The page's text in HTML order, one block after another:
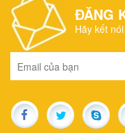
ĐĂNG
Hãy kết